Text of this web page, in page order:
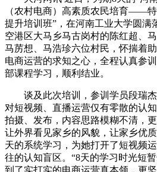
（农村电商）高素质农民培育——
提升培训班”，在河南工业大学圆满
空港区大马乡马古岗村的陈红超、
马苈想、马浩珍六位村民，怀揣着
电商运营的求知之心，全程认真参
部课程学习，顺利结业。
谈及此次培训，参训学员段瑞
对短视频、直播运营仅有零散的认
拍摄、发布，内容思路模糊不清，
让外界看见家乡的风貌，让家乡优
天的系统学习，为她打开了短视频
往的认知盲区。“8天的学习时光短